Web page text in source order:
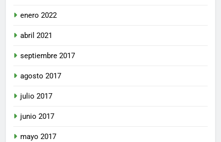
enero 2022
abril 2021
septiembre 2017
agosto 2017
julio 2017
junio 2017
mayo 2017